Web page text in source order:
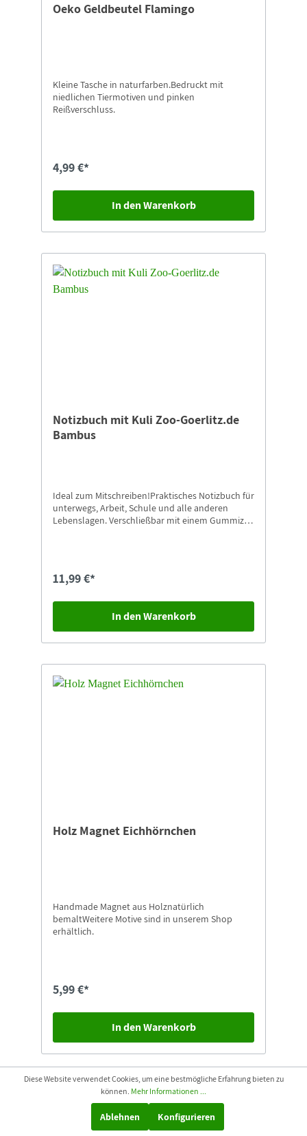
Oeko Geldbeutel Flamingo
Kleine Tasche in naturfarben.Bedruckt mit
niedlichen Tiermotiven und pinken
Reißverschluss.
4,99 €*
In den Warenkorb
Notizbuch mit Kuli Zoo-Goerlitz.de
Bambus
Ideal zum Mitschreiben!Praktisches Notizbuch für
unterwegs, Arbeit, Schule und alle anderen
Lebenslagen. Verschließbar mit einem Gummizug
11,99 €*
In den Warenkorb
Holz Magnet Eichhörnchen
Handmade Magnet aus Holznatürlich
bemaltWeitere Motive sind in unserem Shop
erhältlich.
5,99 €*
In den Warenkorb
Diese Website verwendet Cookies, um eine bestmögliche Erfahrung bieten zu
können. Mehr Informationen ...
Ablehnen Konfigurieren